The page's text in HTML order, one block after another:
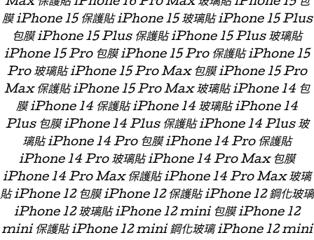
Max 保護貼 iPhone 16 Pro Max 玻璃貼 iPhone 15 包
膜 iPhone 15 保護貼 iPhone 15 玻璃貼 iPhone 15 Plus
包膜 iPhone 15 Plus 保護貼 iPhone 15 Plus 玻璃貼
iPhone 15 Pro 包膜 iPhone 15 Pro 保護貼 iPhone 15
Pro 玻璃貼 iPhone 15 Pro Max 包膜 iPhone 15 Pro
Max 保護貼 iPhone 15 Pro Max 玻璃貼 iPhone 14 包
膜 iPhone 14 保護貼 iPhone 14 玻璃貼 iPhone 14
Plus 包膜 iPhone 14 Plus 保護貼 iPhone 14 Plus 玻
璃貼 iPhone 14 Pro 包膜 iPhone 14 Pro 保護貼
iPhone 14 Pro 玻璃貼 iPhone 14 Pro Max 包膜
iPhone 14 Pro Max 保護貼 iPhone 14 Pro Max 玻璃
貼 iPhone 12 包膜 iPhone 12 保護貼 iPhone 12 鋼化玻璃
iPhone 12 玻璃貼 iPhone 12 mini 包膜 iPhone 12
mini 保護貼 iPhone 12 mini 鋼化玻璃 iPhone 12 mini